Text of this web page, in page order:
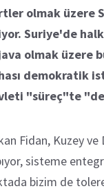
olmak üzere
Suriye'de
olmak üzere
demokratik
"süreç"te
Fidan, Kuzey
sisteme
bizim de